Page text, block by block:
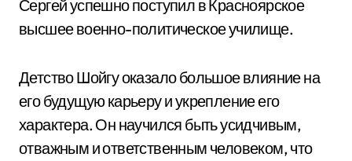
Сергей успешно поступил в Красноярское
высшее военно-политическое училище.
Детство Шойгу оказало большое влияние на
его будущую карьеру и укрепление его
характера. Он научился быть усидчивым,
отважным и ответственным человеком, что